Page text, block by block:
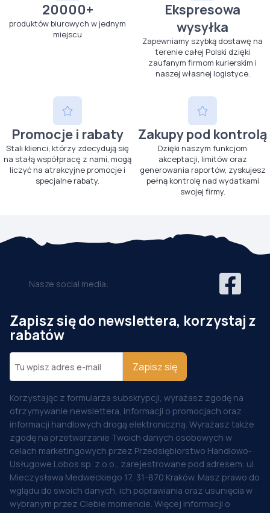
20000+
produktów biurowych w jednym
miejscu
Ekspresowa
wysyłka
Zapewniamy szybką dostawę na
terenie całej Polski dzięki
zaufanym firmom kurierskim i
naszej własnej logistyce.
Promocje i rabaty
Stali klienci, którzy zdecydują się
na stałą współpracę z nami, mogą
liczyć na atrakcyjne promocje i
specjalne rabaty.
Zakupy pod kontrolą
Dzięki naszym funkcjom
akceptacji, limitów oraz
generowania raportów, zyskujesz
pełną kontrolę nad wydatkami
swojej firmy.
Nasze social media:
Zapisz się do newslettera, korzystaj z
rabatów
Zapisz się
Korzystając z formularza subskrypcji, wyrażasz zgodę na
otrzymywanie newslettera, informacji o promocjach oraz
informacji handlowych drogą elektroniczną. Wyrażasz także
zgodę na przetwarzanie Twoich danych osobowych w
celach marketingowych przez Przedsiębiorstwo Handlowo-
Usługowe Lobos sp. z o.o., zarejestrowane pod adresem: ul.
Mieczysława Medweckiego 17, 31-870 Kraków. Masz prawo do
wglądu do swoich danych, ich poprawiania oraz usunięcia w
wybranym przez Ciebie momencie. Więcej informacji o